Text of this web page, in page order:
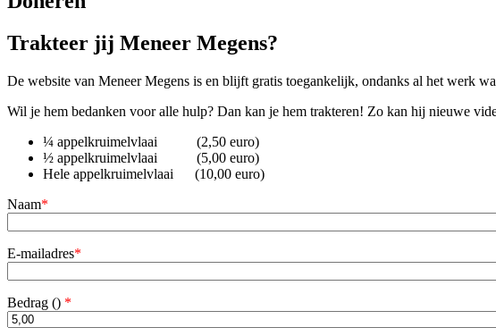
Trakteer jij Meneer Megens?
De website van Meneer Megens is en blijft gratis toegankelijk, ondanks al het werk
Wil je hem bedanken voor alle hulp? Dan kan je hem trakteren! Zo kan hij nieuwe
¼ appelkruimelvlaai (2,50 euro)
½ appelkruimelvlaai (5,00 euro)
Hele appelkruimelvlaai (10,00 euro)
Naam*
E-mailadres*
Bedrag () *